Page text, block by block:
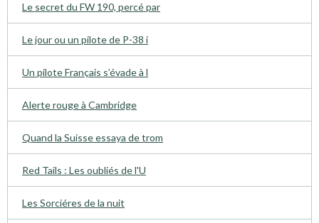
Le secret du FW 190, percé par
Le jour ou un pilote de P-38 i
Un pilote Français s’évade à l
Alerte rouge à Cambridge
Quand la Suisse essaya de trom
Red Tails : Les oubliés de l'U
Les Sorciéres de la nuit